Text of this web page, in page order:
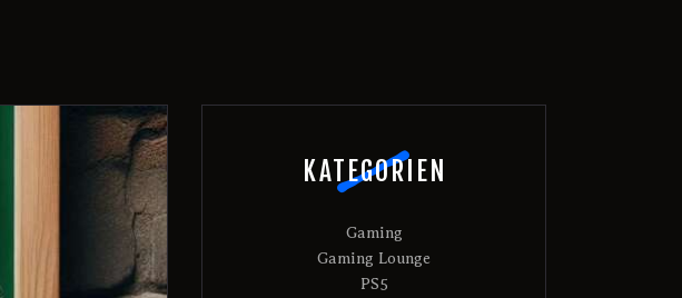
KATEGORIEN
Gaming
Gaming Lounge
PS5